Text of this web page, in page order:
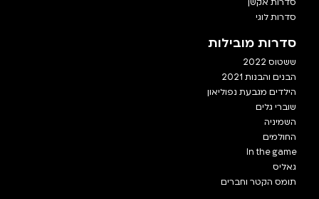
סדרות אקשן
סדרות לוגי
סדרות מובילות
ששטוס 2022
הבנים והבנות 2021
הילדים מגבעת נפוליאון
שוברי גלים
השמיניה
החולמים
In the game
גאליס
תומס הקטר וחברים